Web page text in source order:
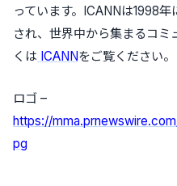
っています。ICANNは1998
され、世界中から集まるコミ
くは ICANNをご覧ください。
ロゴ –
https://
pg